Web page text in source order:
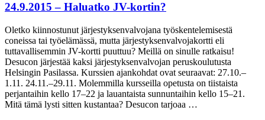
24.9.2015 – Haluatko JV-kortin?
Oletko kiinnostunut järjestyksenvalvojana työskentelemisestä
coneissa tai työelämässä, mutta järjestyksenvalvojakortti eli
tuttavallisemmin JV-kortti puuttuu? Meillä on sinulle ratkaisu!
Desucon järjestää kaksi järjestyksenvalvojan peruskoulutusta
Helsingin Pasilassa. Kurssien ajankohdat ovat seuraavat: 27.10.–
1.11. 24.11.–29.11. Molemmilla kursseilla opetusta on tiistaista
perjantaihin kello 17–22 ja lauantaista sunnuntaihin kello 15–21.
Mitä tämä lysti sitten kustantaa? Desucon tarjoaa …